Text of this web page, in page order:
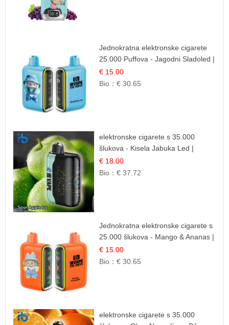
Jednokratna elektronske cigarete
25.000 Puffova - Jagodni Sladoled |
Kremasta Slatka Okus
€ 15.00
Bio：€ 30.65
elektronske cigarete s 35.000
šlukova - Kisela Jabuka Led |
Osježavajući Kiselo-Slatki Okus
€ 18.00
Bio：€ 37.72
Jednokratna elektronske cigarete s
25.000 šlukova - Mango & Ananas |
Egzotična Voćna Mješavina
€ 15.00
Bio：€ 30.65
elektronske cigarete s 35.000